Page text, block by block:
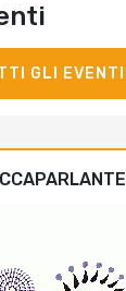
GLI EVENTI